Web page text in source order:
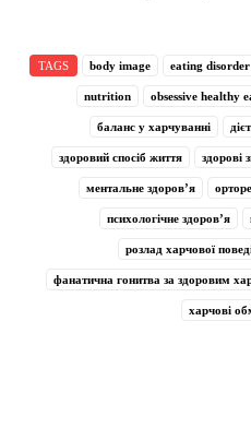
TAGS body image eating disorder
nutrition obsessive healthy
баланс у харчуванні
здоровий спосіб життя здорові
ментальне здоров’я
психологічне здоров’я
розлад харчової
фанатична гонитва за здоровим
харчові